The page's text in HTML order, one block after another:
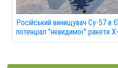
Російський винищувач Су-57 в
потенціал "невидимої" ракети